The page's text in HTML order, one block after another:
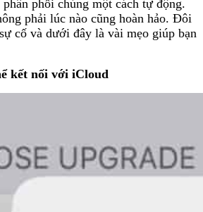
phân phối chúng một cách tự động.
phải lúc nào cũng hoàn hảo. Đôi
cố và dưới đây là vài mẹo giúp bạn
kết nối với iCloud